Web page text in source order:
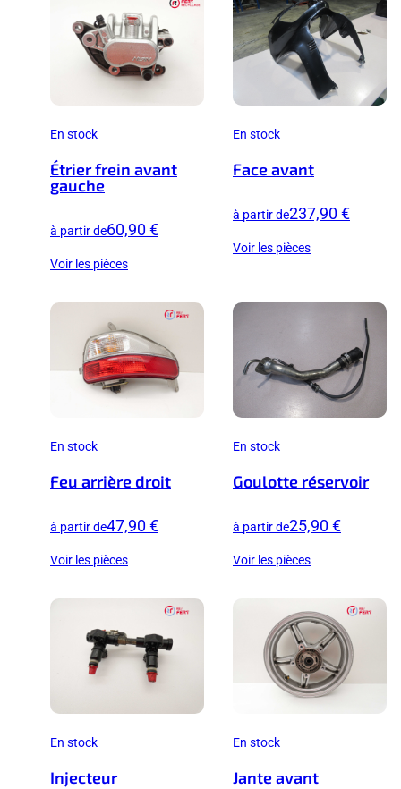
En stock
Étrier frein avant
gauche
à partir de60,90 €
Voir les pièces
En stock
Face avant
à partir de237,90 €
Voir les pièces
En stock
Feu arrière droit
à partir de47,90 €
Voir les pièces
En stock
Goulotte réservoir
à partir de25,90 €
Voir les pièces
En stock
Injecteur
En stock
Jante avant